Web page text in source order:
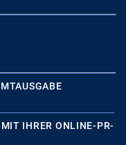
IHRER ONLINE-PR-